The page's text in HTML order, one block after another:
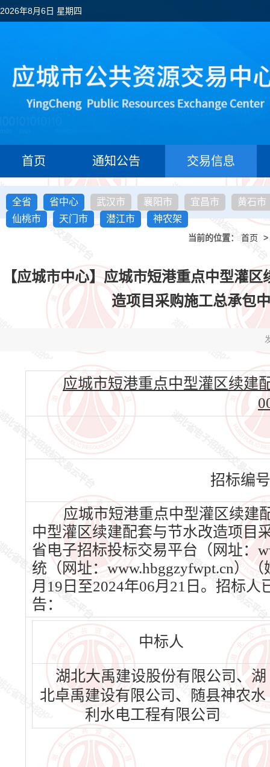
2026年8月6日 星期四
首页 通知公告 交易信息
全省 省中心 武汉市 襄阳市 宜昌市
黄石市
仙桃市
天门市 潜江市 神农架
当前的位置： 首页 >
【应城市中心】应城市短港重点中型灌
造项目采购施工总承包
应城市短港重点中型灌区续建
招标编
应城市短港重点中型灌区续建
中型灌区续建配套与节水改造项目
省电子招标投标交易平台（网址：
统（网址：www.hbggzyfwpt.cn）
月19日至2024年06月21日。招标
告：
中标人
湖北大禹建设股份有限公司、湖
北卓禹建设有限公司、随县神农水
利水电工程有限公司